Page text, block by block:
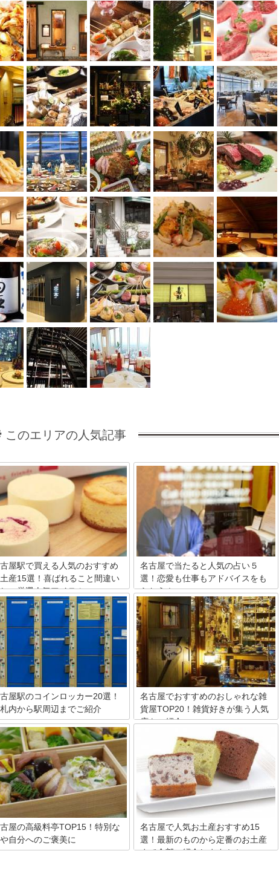
このエリアの人気記事
屋駅で買える人気のおすすめ
産15選！喜ばれること間違い
の厳選人気アイテム
屋といえば、小倉トースト、味噌カ
手羽先、味噌煮込みうどんなど美味
ものであふれています。その名古屋
をお家でも食べたいとは思いません
？今回は、名古屋メシを持ち帰れるお
産や定番商品、最新お土産など名古屋
で買えるものから厳選してご紹介しま
名古屋で当たると人気の占い５
選！恋愛も仕事もアドバイスをも
らおう！
恋愛運に仕事運に金運に・・悩みが尽き
ない時は占いでアドバイスが欲しい！気
分転換の旅行の一環で旅先の占いの館に
立ち寄る人は意外と多いものです。そこ
で、人気観光地の名古屋で地元の人も当
たると認める人気の占いの館を5つピッ
クアップしてみました。
屋駅のコインロッカー20選！
内から駅周辺までご紹介
屋駅の穴場コインロッカーをご存じ
か？安い穴場も課金時間がほかより
穴場もご紹介します。上手に空いた
が見つからないときには「名古屋駅
ンロッカー空き状況案内情報」タッ
ネルを使ってみるのも一つの手段で
手荷物一時預かりサービスも活用し
古屋駅のコインロッカー探しから解
されましょう！
名古屋でおすすめのおしゃれな雑
貨屋TOP20！雑貨好きが集う人気
店をご紹介
観光地としても人気の名古屋にはコアな
雑貨好きさんも認める人気の雑貨屋がた
くさん！おしゃれなテイストがお好みで
すか？それともかわいいのが好き？キッ
チン用品が豊富なお店や、珍しい食器が
買えるショップ、アンティーク品が並ぶ
美術館のような雑貨店など、おすすめを
20件ご紹介します。名古屋で雑貨屋めぐ
りを楽しんで！
屋の高級料亭TOP15！特別な
自分へのご褒美に
名古屋で人気お土産おすすめ15
選！最新のものから定番のお土産
まで全部ご紹介します！！